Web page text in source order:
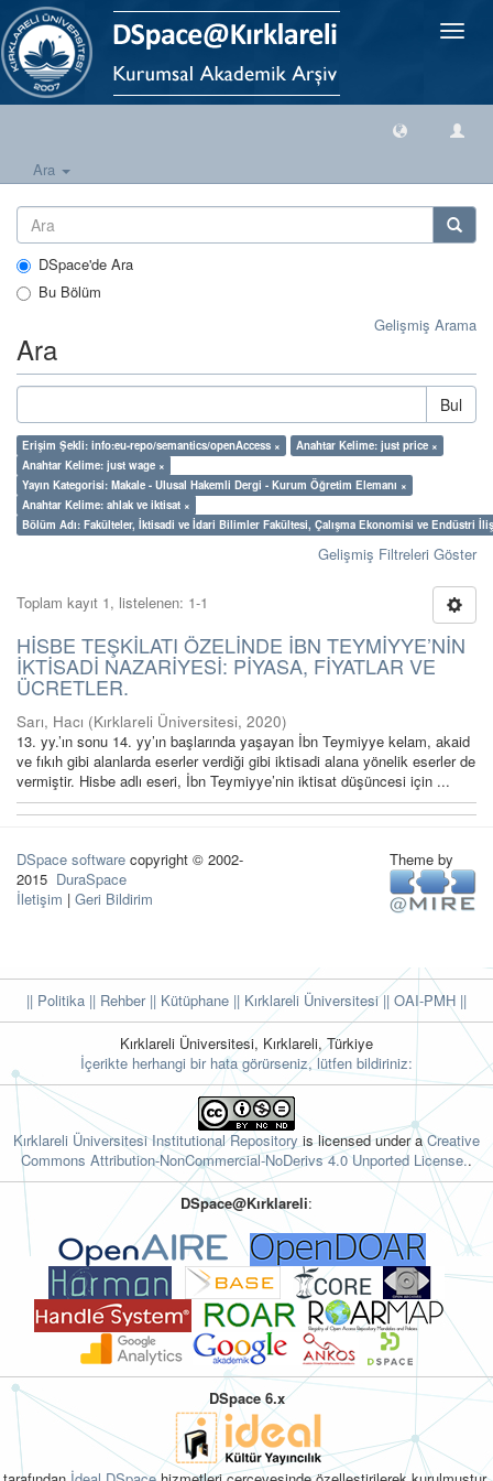
Geçiş
Ara
DSpace'de Ara
Bu Bölüm
Gelişmiş Arama
Ara
Bul
Erişim Şekli: info:eu-repo/semantics/openAccess ×
Anahtar Kelime: just price ×
Anahtar Kelime: just wage ×
Yayın Kategorisi: Makale - Ulusal Hakemli Dergi - Kurum Öğretim Elemanı ×
Anahtar Kelime: ahlak ve iktisat ×
Bölüm Adı: Fakülteler, İktisadi ve İdari Bilimler Fakültesi, Çalışma Ekonomisi ve Endüstri
Gelişmiş Filtreleri Göster
Toplam kayıt 1, listelenen: 1-1
HİSBE TEŞKİLATI ÖZELİNDE İBN TEYMİYYE’NİN
İKTİSADİ NAZARİYESİ: PİYASA, FİYATLAR VE
ÜCRETLER.
Sarı, Hacı (Kırklareli Üniversitesi, 2020)
13. yy.’ın sonu 14. yy’ın başlarında yaşayan İbn Teymiyye kelam, akaid
ve fıkıh gibi alanlarda eserler verdiği gibi iktisadi alana yönelik eserler de
vermiştir. Hisbe adlı eseri, İbn Teymiyye’nin iktisat düşüncesi için ...
DSpace software copyright © 2002-
2015 DuraSpace
İletişim | Geri Bildirim
Theme by
|| Politika || Rehber|| Kütüphane || Kırklareli Üniversitesi || OAI-PMH ||
Kırklareli Üniversitesi, Kırklareli, Türkiye
İçerikte herhangi bir hata görürseniz, lütfen bildiriniz:
Kırklareli Üniversitesi Institutional Repository is licensed under aCreative
Commons Attribution-NonCommercial-NoDerivs 4.0 Unported License..
DSpace@Kırklareli:
DSpace 6.x